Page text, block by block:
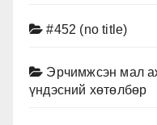
#452 (no title)
Эрчимжсэн мал
үндэсний хөтөлбөр